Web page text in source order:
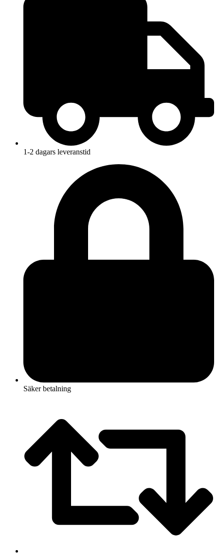
1-2 dagars leveranstid
Säker betalning